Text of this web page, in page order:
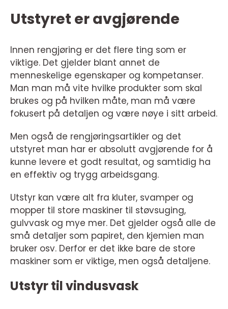
Utstyret er avgjørende
Innen rengjøring er det flere ting som er
viktige. Det gjelder blant annet de
menneskelige egenskaper og kompetanser.
Man man må vite hvilke produkter som skal
brukes og på hvilken måte, man må være
fokusert på detaljen og være nøye i sitt arbeid.
Men også de rengjøringsartikler og det
utstyret man har er absolutt avgjørende for å
kunne levere et godt resultat, og samtidig ha
en effektiv og trygg arbeidsgang.
Utstyr kan være alt fra kluter, svamper og
mopper til store maskiner til støvsuging,
gulvvask og mye mer. Det gjelder også alle de
små detaljer som papiret, den kjemien man
bruker osv. Derfor er det ikke bare de store
maskiner som er viktige, men også detaljene.
Utstyr til vindusvask